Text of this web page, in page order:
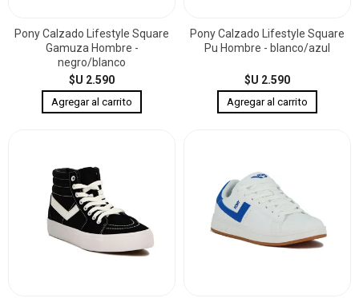
Pony Calzado Lifestyle Square
Gamuza Hombre -
negro/blanco
$U 2.590
Pony Calzado Lifestyle Square
Pu Hombre - blanco/azul
$U 2.590